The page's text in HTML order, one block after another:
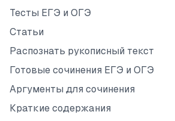
Тесты ЕГЭ и ОГЭ
Статьи
Распознать рукописный текст
Готовые сочинения ЕГЭ и ОГЭ
Аргументы для сочинения
Краткие содержания